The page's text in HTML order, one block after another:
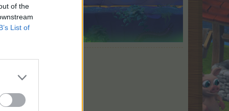
of the
List of